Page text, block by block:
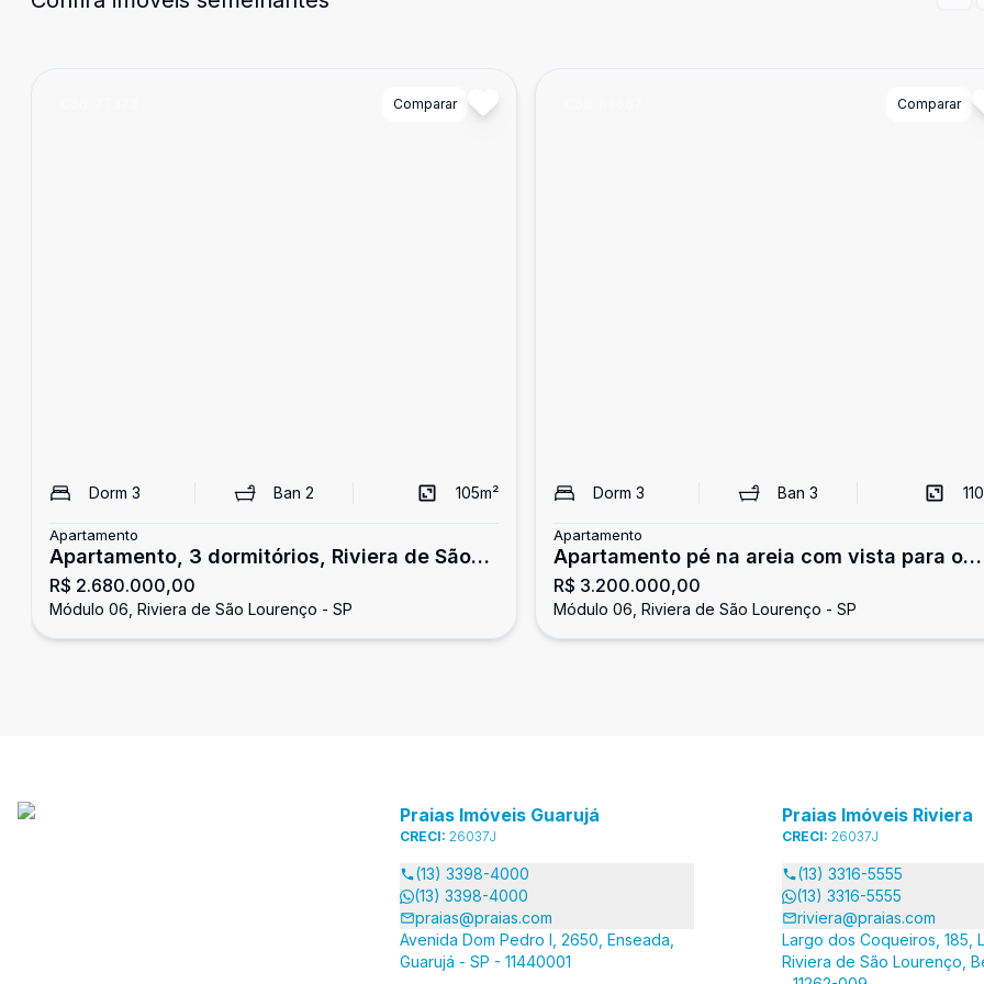
Comparar
Dorm 3 Ban2 105m²
Apartamento
Apartamento, 3 dormitórios, Riviera de São
Lourenço
R$ 2.680.000,00
Módulo 06, Riviera de São Lourenço - SP
Comparar
Dorm 3 Ban 3 110
Apartamento
Apartamento pé na areia com vista para o
mar, 3 dormitórios, Riviera de São Lourenço
R$ 3.200.000,00
Módulo 06, Riviera de São Lourenço - SP
Praias Imóveis Guarujá
CRECI: 26037J
(13) 3398-4000
(13) 3398-4000
praias@praias.com
Avenida Dom Pedro I, 2650, Enseada,
Guarujá - SP - 11440001
Praias Imóveis Riviera
CRECI: 26037J
(13) 3316-5555
(13) 3316-5555
riviera@praias.com
Largo dos Coqueiros, 185,
Riviera de São Lourenço,